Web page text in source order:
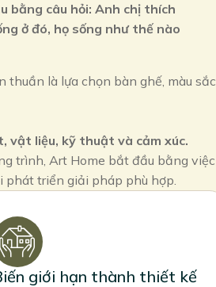
bằng câu hỏi: Anh chị thích
ở đó, họ sống như thế nào
thuần là lựa chọn bàn ghế, màu sắc
vật liệu, kỹ thuật và cảm xúc.
trình, Art Home bắt đầu bằng việc
phát triển giải pháp phù hợp.
giới hạn thành thiết kế